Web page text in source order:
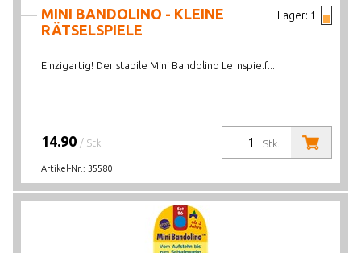
Lager: 1
MINI BANDOLINO - KLEINE
RÄTSELSPIELE
Einzigartig! Der stabile Mini Bandolino Lernspielf...
Stk.
14.90 / Stk.
Artikel-Nr.: 35580